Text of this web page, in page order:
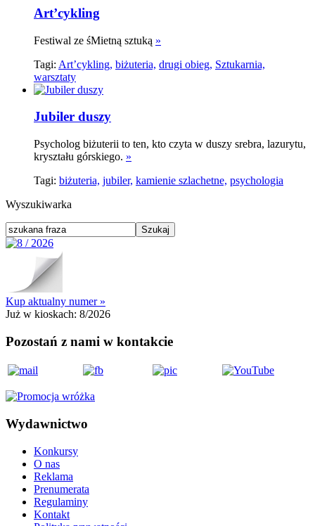
Art’cykling
Festiwal ze śMietną sztuką »
Tagi: Art’cykling, biżuteria, drugi obieg, Sztukarnia,
warsztaty
Jubiler duszy
Psycholog biżuterii to ten, kto czyta w duszy srebra, lazurytu,
kryształu górskiego. »
Tagi: biżuteria, jubiler, kamienie szlachetne, psychologia
Wyszukiwarka
Kup aktualny numer »
Już w kioskach: 8/2026
Pozostań z nami w kontakcie
Wydawnictwo
Konkursy
O nas
Reklama
Prenumerata
Regulaminy
Kontakt